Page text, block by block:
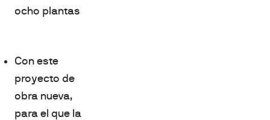
ocho plantas
Con este
proyecto de
obra nueva,
para el que la